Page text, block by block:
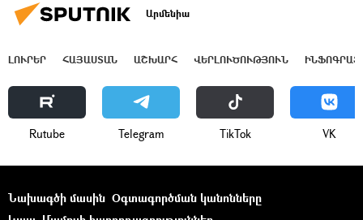
Արմենիա
ԼՈՒՐԵՐ ՀԱՅԱՍՏԱՆ ԱՇԽԱՐՀ ՎԵՐԼՈՒԾՈՒԹՅՈՒՆ
Rutube Telegram ТikТоk VK
Նախագծի մասին Օգտագործման կանոնները